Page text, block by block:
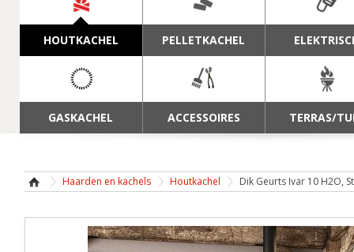
HOUTKACHEL PELLETKACHEL
GASKACHEL ACCESSOIRES TERRAS/
Haarden en kachels Houtkachel Dik Geurts Ivar 10 H2O,